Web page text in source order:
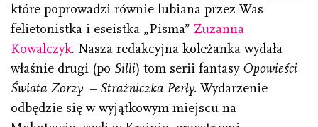
które poprowadzi równie lubiana przez Was
felietonistka i eseistka „Pisma” Zuzanna
Kowalczyk. Nasza redakcyjna koleżanka wydała
właśnie drugi (po Silli) tom serii fantasy Opowieści
Świata Zorzy – Strażniczka Perły. Wydarzenie
odbędzie się w wyjątkowym miejscu na